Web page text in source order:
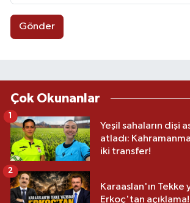
Gönder
Çok Okunanlar
Yeşil sahaların dişi
atladı:
iki transfer!
1
Karaaslan'ın Tekke
Erkoç'tan açıklama!
2